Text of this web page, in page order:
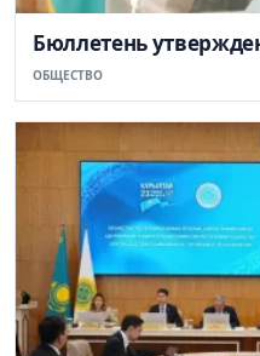
Бюллетень
ОБЩЕСТВО